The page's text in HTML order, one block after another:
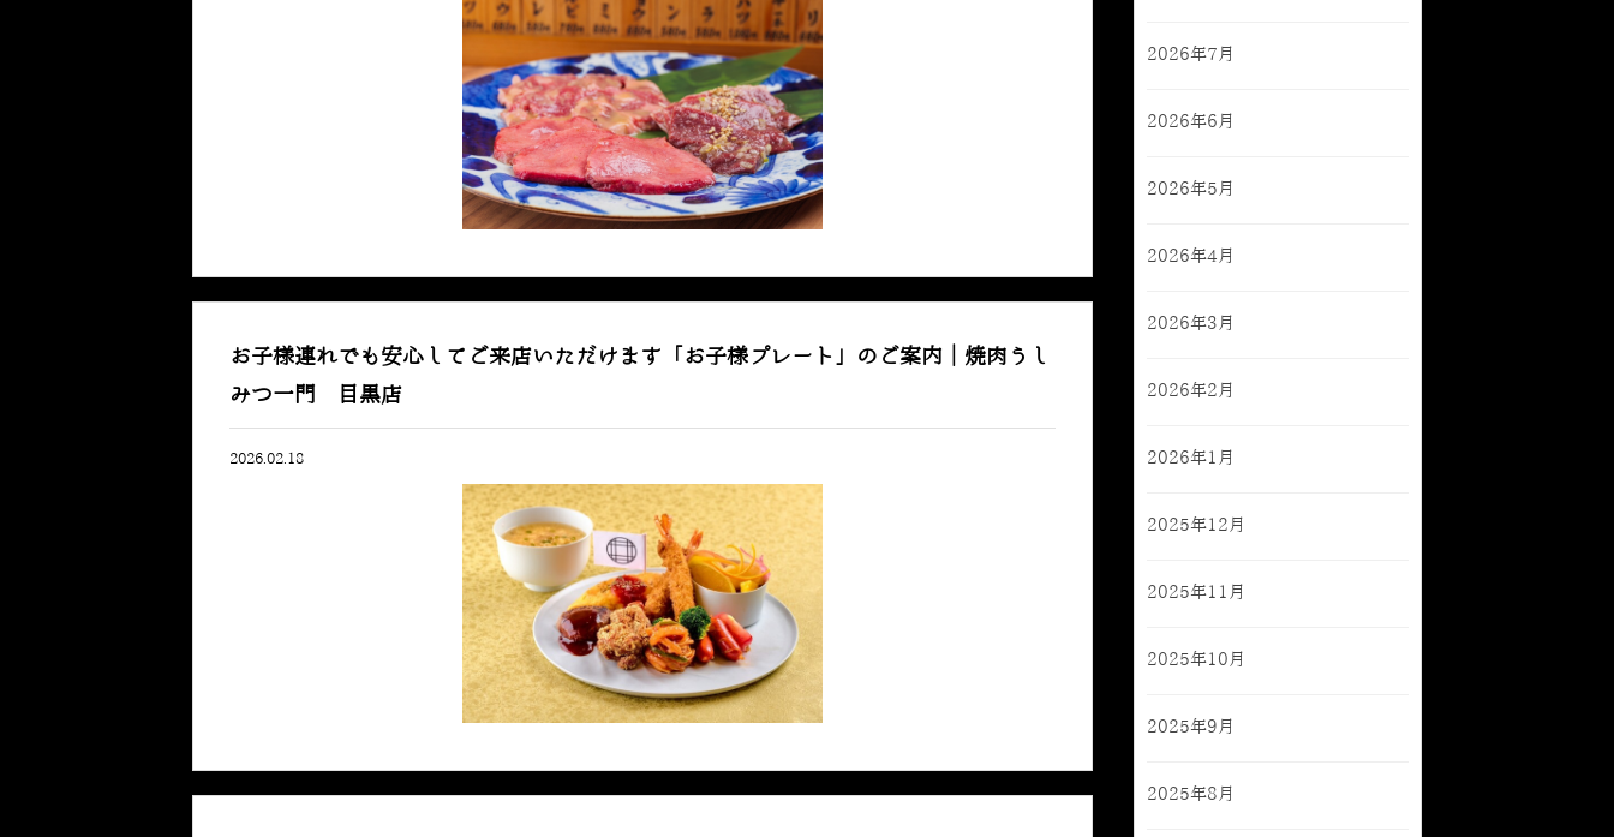
お子様連れでも安心してご来店いただけます「お子様プレート」のご案内｜焼肉うし
みつ一門 目黒店
2026.02.18
2026年7月
2026年6月
2026年5月
2026年4月
2026年3月
2026年2月
2026年1月
2025年12月
2025年11月
2025年10月
2025年9月
2025年8月